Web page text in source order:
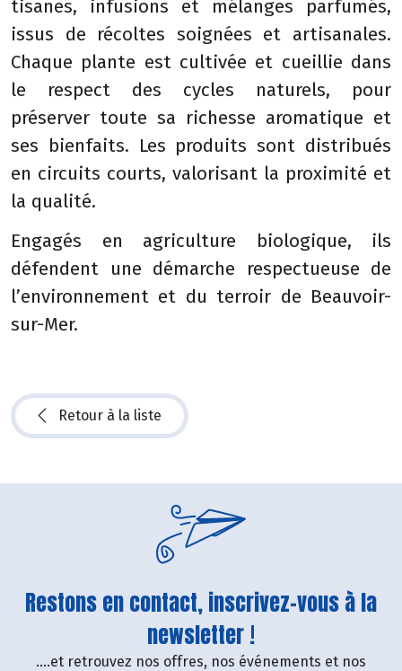
tisanes, infusions et mélanges parfumés,
issus de récoltes soignées et artisanales.
Chaque plante est cultivée et cueillie dans
le respect des cycles naturels, pour
préserver toute sa richesse aromatique et
ses bienfaits. Les produits sont distribués
en circuits courts, valorisant la proximité et
la qualité.
Engagés en agriculture biologique, ils
défendent une démarche respectueuse de
l’environnement et du terroir de Beauvoir-
sur-Mer.
Retour à la liste
Restons en contact, inscrivez-vous à la
newsletter !
....et retrouvez nos offres, nos événements et nos